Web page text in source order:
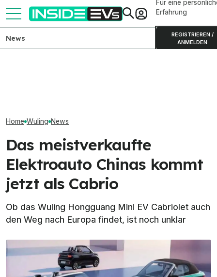
Für eine
Erfahrung
REGISTRIEREN /
ANMELDEN
News
Home Wuling News
Das meistverkaufte
Elektroauto Chinas kommt
jetzt als Cabrio
Ob das Wuling Hongguang Mini EV Cabriolet auch
den Weg nach Europa findet, ist noch unklar